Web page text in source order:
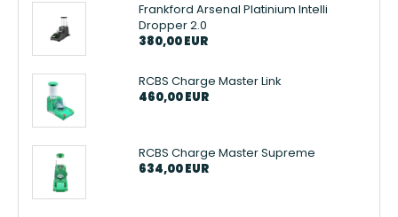
Frankford Arsenal Platinium Intelli
Dropper 2.0
380,00 EUR
RCBS Charge Master Link
460,00 EUR
RCBS Charge Master Supreme
634,00 EUR